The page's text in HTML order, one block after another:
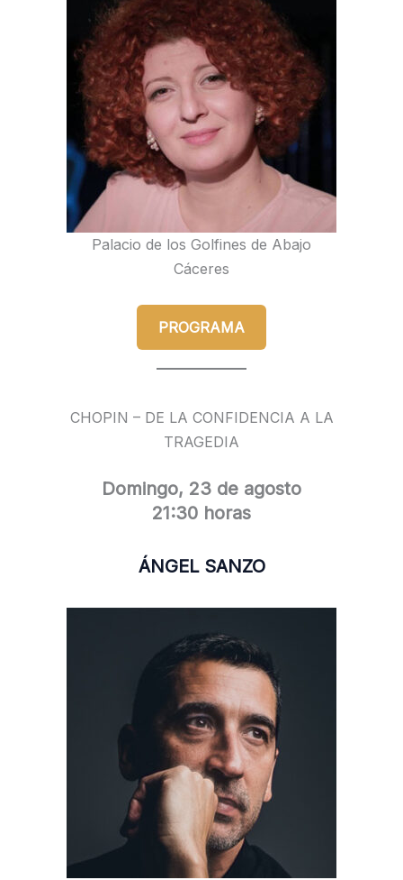
Palacio de los Golfines de Abajo
Cáceres
PROGRAMA
CHOPIN – DE LA CONFIDENCIA A LA
TRAGEDIA
Domingo, 23 de agosto
21:30 horas
ÁNGEL SANZO